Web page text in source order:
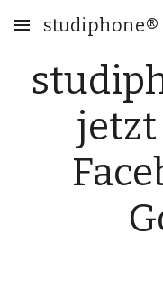
Skip to main content
jetzt